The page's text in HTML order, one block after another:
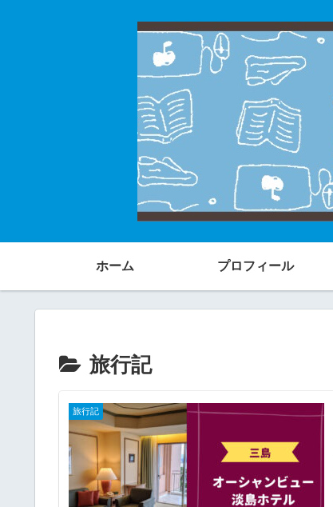
ホーム プロフィール
旅行記
旅行記